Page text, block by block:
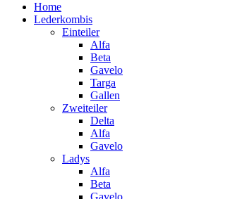
Home
Lederkombis
Einteiler
Alfa
Beta
Gavelo
Targa
Gallen
Zweiteiler
Delta
Alfa
Gavelo
Ladys
Alfa
Beta
Gavelo